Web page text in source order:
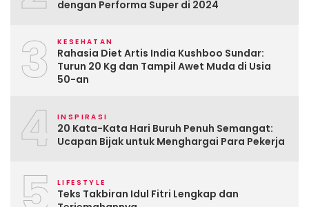
dengan Performa Super di 2024
3 KESEHATAN
Rahasia Diet Artis India Kushboo Sundar:
Turun 20 Kg dan Tampil Awet Muda di Usia
50-an
4 INSPIRASI
20 Kata-Kata Hari Buruh Penuh Semangat:
Ucapan Bijak untuk Menghargai Para Pekerja
LIFESTYLE
Teks Takbiran Idul Fitri Lengkap dan